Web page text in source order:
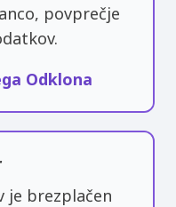
povprečje
Odklona
je brezplačen